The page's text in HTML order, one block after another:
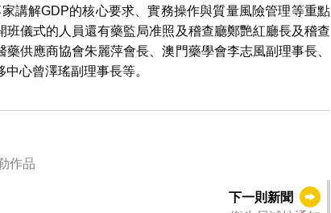
講解GDP的核心要求、實務操作與質量風險管理等重點
儀式的人員還有藥監局准照及稽查廳鄭艷紅廳長及稽查
供應商協會朱麗萍會長、澳門藥學會李志風副理事長、
心曾澤瑤副理事長等。
作品
下一則新聞